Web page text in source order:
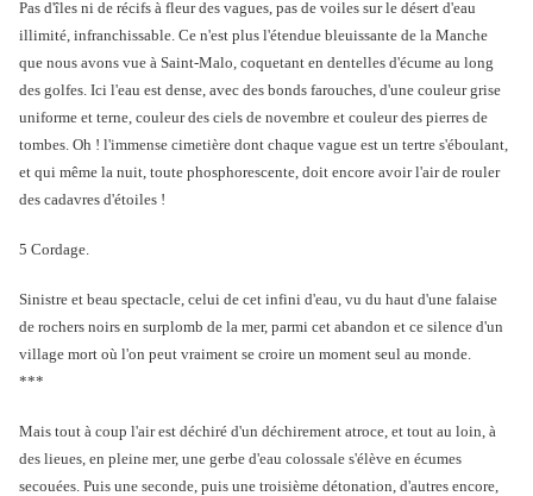
Pas d'îles ni de récifs à fleur des vagues, pas de voiles sur le désert d'eau
illimité, infranchissable. Ce n'est plus l'étendue bleuissante de la Manche
que nous avons vue à Saint-Malo, coquetant en dentelles d'écume au long
des golfes. Ici l'eau est dense, avec des bonds farouches, d'une couleur grise
uniforme et terne, couleur des ciels de novembre et couleur des pierres de
tombes. Oh ! l'immense cimetière dont chaque vague est un tertre s'éboulant,
et qui même la nuit, toute phosphorescente, doit encore avoir l'air de rouler
des cadavres d'étoiles !
5 Cordage.
Sinistre et beau spectacle, celui de cet infini d'eau, vu du haut d'une falaise
de rochers noirs en surplomb de la mer, parmi cet abandon et ce silence d'un
village mort où l'on peut vraiment se croire un moment seul au monde.
***
Mais tout à coup l'air est déchiré d'un déchirement atroce, et tout au loin, à
des lieues, en pleine mer, une gerbe d'eau colossale s'élève en écumes
secouées. Puis une seconde, puis une troisième détonation, d'autres encore,